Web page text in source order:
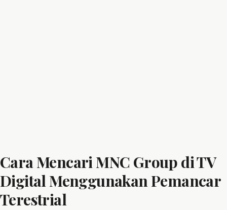
Cara Mencari MNC Group di TV
Digital Menggunakan Pemancar
Terestrial